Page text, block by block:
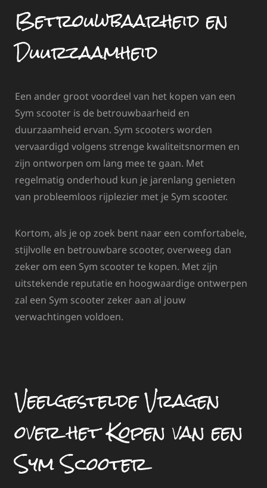
Betrouwbaarheid en
Duurzaamheid
Een ander groot voordeel van het kopen van een
Sym scooter is de betrouwbaarheid en
duurzaamheid ervan. Sym scooters worden
vervaardigd volgens strenge kwaliteitsnormen en
zijn ontworpen om lang mee te gaan. Met
regelmatig onderhoud kun je jarenlang genieten
van probleemloos rijplezier met je Sym scooter.
Kortom, als je op zoek bent naar een comfortabele,
stijlvolle en betrouwbare scooter, overweeg dan
zeker om een Sym scooter te kopen. Met zijn
uitstekende reputatie en hoogwaardige ontwerpen
zal een Sym scooter zeker aan al jouw
verwachtingen voldoen.
Veelgestelde Vragen
over het Kopen van een
Sym Scooter